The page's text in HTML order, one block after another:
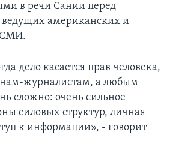
в речи Сании перед
ведущих американских и
СМИ.
дело касается прав человека,
журналистам, а любым
сложно: очень сильное
силовых структур, личная
к информации», - говорит